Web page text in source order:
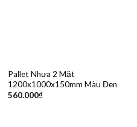
Pallet Nhựa 2 Mặt
1200x1000x150mm Màu Đen
560.000₫